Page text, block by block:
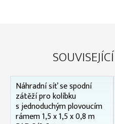
Náhradní síť se spodní
zátěží pro kolíbku
s jednoduchým plovoucím
rámem 1,5 x 1,5 x 0,8 m